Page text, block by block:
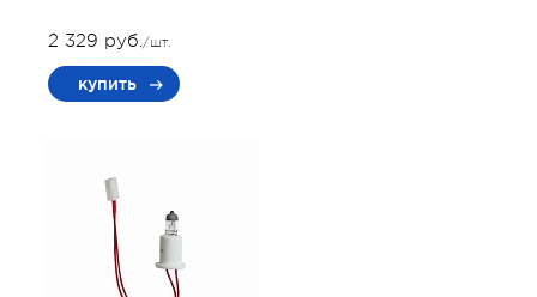
2 329 руб./шт.
купить